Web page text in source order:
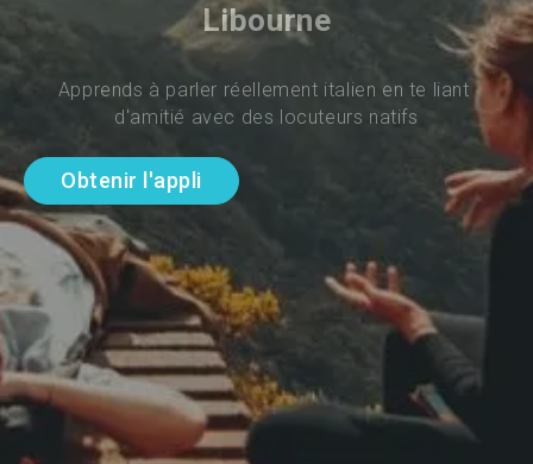
Libourne
Apprends à parler réellement italien en te liant
d'amitié avec des locuteurs natifs
Obtenir l'appli